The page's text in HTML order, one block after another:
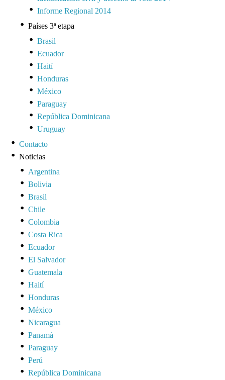
Informe Regional 2014
Países 3ª etapa
Brasil
Ecuador
Haití
Honduras
México
Paraguay
República Dominicana
Uruguay
Contacto
Noticias
Argentina
Bolivia
Brasil
Chile
Colombia
Costa Rica
Ecuador
El Salvador
Guatemala
Haití
Honduras
México
Nicaragua
Panamá
Paraguay
Perú
República Dominicana